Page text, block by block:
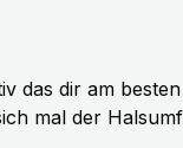
das dir am
mal der